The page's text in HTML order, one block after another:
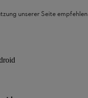
unserer Seite empfehlen